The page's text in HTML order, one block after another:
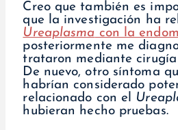
Creo que también es
que la investigación ha
Ureaplasma con la
posteriormente me
trataron mediante cirugía
De nuevo, otro síntoma
habrían considerado
relacionado con el
hubieran hecho pruebas.